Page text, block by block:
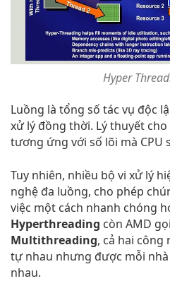
Hyper
Luồng là tổng số tác vụ độc
xử lý đồng thời. Lý thuyết
tương ứng với số lõi mà CPU
Tuy nhiên, nhiều bộ vi xử lý
nghệ đa luồng, cho phép
việc một cách nhanh chóng
Hyperthreading còn AMD
Multithreading, cả hai công
tự nhau nhưng được mỗi
nhau.